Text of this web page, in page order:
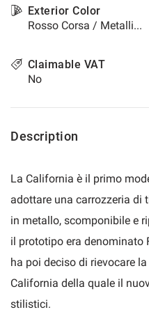
Exterior Color
Rosso Corsa / Metallized
Claimable VAT
No
Description
La California è il primo
adottare una carrozzeria di
in metallo, scomponibile e
il prototipo era denominato
ha poi deciso di rievocare
California della quale il
stilistici.
please
refer
cookie
policy.
can
and
choices
at
any
time.